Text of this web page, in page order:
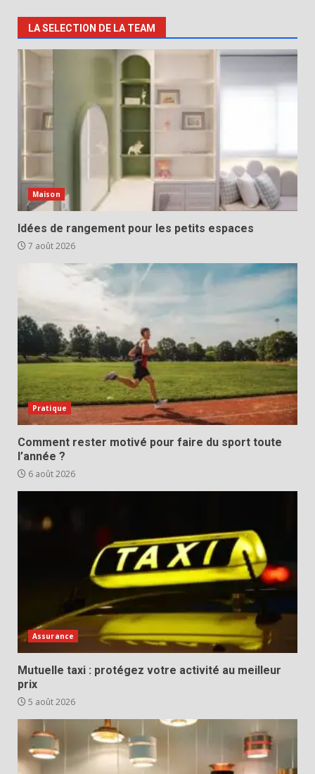
LA SELECTION DE LA TEAM
Maison
Idées de rangement pour les petits espaces
7 août 2026
Pratique
Comment rester motivé pour faire du sport toute
l’année ?
6 août 2026
Assurance
Mutuelle taxi : protégez votre activité au meilleur
prix
5 août 2026